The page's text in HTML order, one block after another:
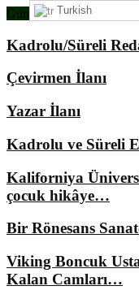
Gündemimizde Ne Var?
Kadrolu/Süreli
Çevirmen İlanı
Yazar İlanı
Kadrolu ve Süreli
Kaliforniya
çocuk hikâye…
Bir Rönesans
Viking Boncuk
Kalan Camları…
Turkish